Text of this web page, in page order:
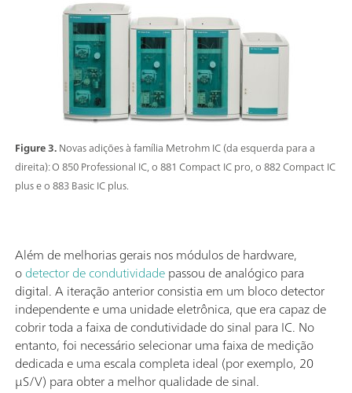
Figure 3.Novas adições à família Metrohm IC (da esquerda para a
direita): O 850 Professional IC, o 881 Compact IC pro, o 882 Compact IC
plus e o 883 Basic IC plus.
Além de melhorias gerais nos módulos de hardware,
odetector de condutividadepassou de analógico para
digital. A iteração anterior consistia em um bloco detector
independente e uma unidade eletrônica, que era capaz de
cobrir toda a faixa de condutividade do sinal para IC. No
entanto, foi necessário selecionar uma faixa de medição
dedicada e uma escala completa ideal (por exemplo, 20
µS/V) para obter a melhor qualidade de sinal.